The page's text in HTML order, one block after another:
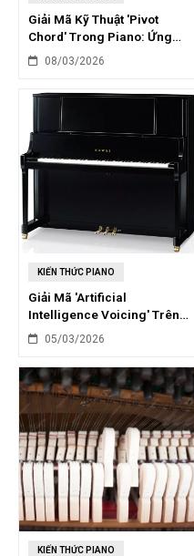
Giải Mã Kỹ Thuật 'Pivot
Chord' Trong Piano: Ứng
Dụng Tạo Chuyển Điệu
08/03/2026
KIẾN THỨC PIANO
Giải Mã 'Artificial
Intelligence Voicing' Trên
Piano Điện: Tương Lai Âm
05/03/2026
KIẾN THỨC PIANO